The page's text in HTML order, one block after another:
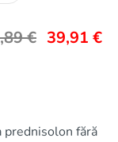
€ 39,91 €
prednisolon fără